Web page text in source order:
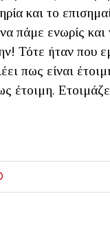
και το
πάμε ενωρίς
Τότε ήταν που
πως είναι
έτοιμη.